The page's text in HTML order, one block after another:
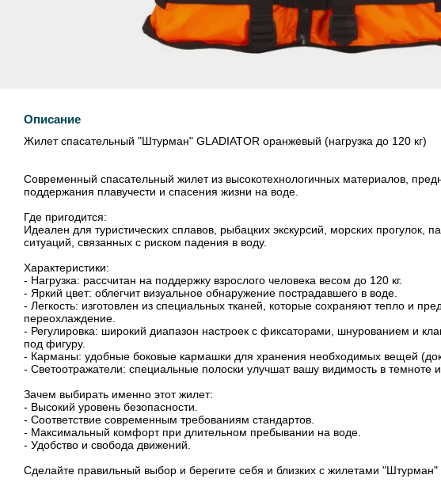
Описание
Жилет спасательный "Штурман" GLADIATOR оранжевый (нагрузка до 120 кг)
Современный спасательный жилет из высокотехнологичных материалов,
поддержания плавучести и спасения жизни на воде.
Где пригодится:
Идеален для туристических сплавов, рыбацких экскурсий, морских прогулок,
ситуаций, связанных с риском падения в воду.
Характеристики:
- Нагрузка: рассчитан на поддержку взрослого человека весом до 120 кг.
- Яркий цвет: облегчит визуальное обнаружение пострадавшего в воде.
- Легкость: изготовлен из специальных тканей, которые сохраняют тепло и
переохлаждение.
- Регулировка: широкий диапазон настроек с фиксаторами, шнурованием и
под фигуру.
- Карманы: удобные боковые кармашки для хранения необходимых вещей
- Светоотражатели: специальные полоски улучшат вашу видимость в темноте
Зачем выбирать именно этот жилет:
- Высокий уровень безопасности.
- Соответствие современным требованиям стандартов.
- Максимальный комфорт при длительном пребывании на воде.
- Удобство и свобода движений.
Сделайте правильный выбор и берегите себя и близких с жилетами "Штурман"